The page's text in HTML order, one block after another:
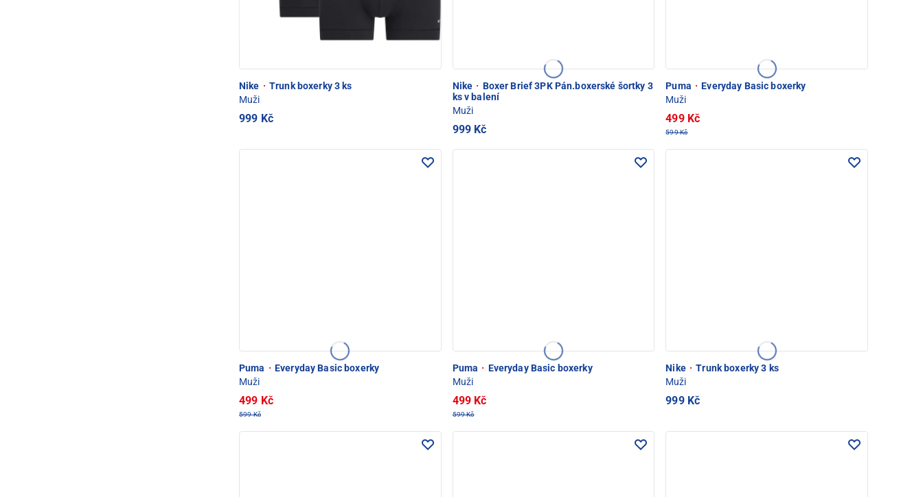
Nike · Trunk boxerky 3 ks
Muži
999 Kč
Nike · Boxer Brief 3PK Pán.boxerské šortky 3
ks v balení
Muži
999 Kč
Puma · Everyday Basic boxerky
Muži
499 Kč
599 Kč
Puma · Everyday Basic boxerky
Muži
499 Kč
599 Kč
Puma · Everyday Basic boxerky
Muži
499 Kč
599 Kč
Nike · Trunk boxerky 3 ks
Muži
999 Kč